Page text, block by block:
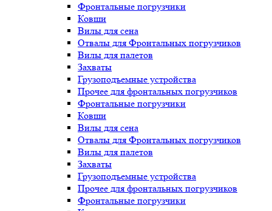
Фронтальные погрузчики
Ковши
Вилы для сена
Отвалы для Фронтальных погрузчиков
Вилы для палетов
Захваты
Грузоподъемные устройства
Прочее для фронтальных погрузчиков
Фронтальные погрузчики
Ковши
Вилы для сена
Отвалы для Фронтальных погрузчиков
Вилы для палетов
Захваты
Грузоподъемные устройства
Прочее для фронтальных погрузчиков
Фронтальные погрузчики